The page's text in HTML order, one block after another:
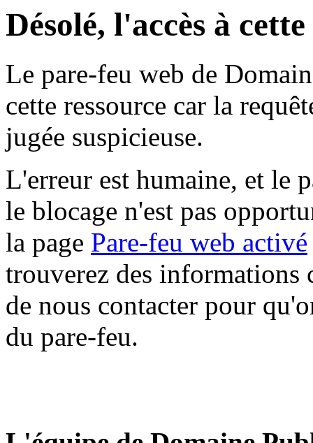
Désolé, l'accès à
Le pare-feu web de
cette ressource car la
jugée suspicieuse.
L'erreur est humaine, et le
le blocage n'est pas
la page Pare-feu web activé
trouverez des informations
de nous contacter pour
du pare-feu.